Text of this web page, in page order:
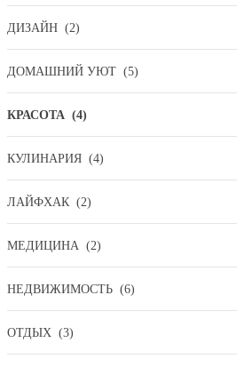
ДИЗАЙН (2)
ДОМАШНИЙ УЮТ (5)
КРАСОТА (4)
КУЛИНАРИЯ (4)
ЛАЙФХАК (2)
МЕДИЦИНА (2)
НЕДВИЖИМОСТЬ (6)
ОТДЫХ (3)